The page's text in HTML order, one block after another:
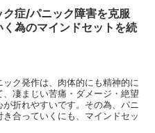
ク症/パニック障害を克服
く為のマインドセットを続
ク発作は、肉体的にも精神的に
凄まじい苦痛・ダメージ・絶望
折れやすいです。その為、パニ
合っていくにも、マインドセッ